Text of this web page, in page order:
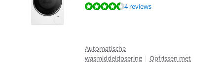
Beoordeling is 9,2 van de 10, gebaseerd op 4 reviews.
4 reviews
Automatische
wasmiddeldosering | Opfrissen met